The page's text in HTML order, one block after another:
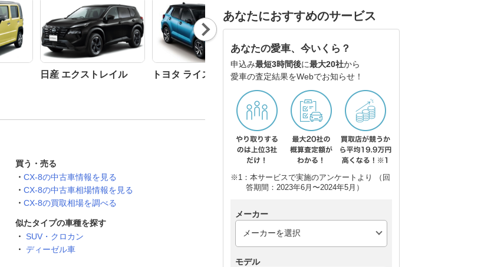
日産 エクストレイル トヨタ ライズ スバル フォレスター
Nex
t
買う・売る
CX-8の中古車情報を見る
CX-8の中古車相場情報を見る
CX-8の買取相場を調べる
似たタイプの車種を探す
SUV・クロカン
ディーゼル車
あなたにおすすめのサービス
あなたの愛車、今いくら？
申込み最短3時間後に最大20社から
愛車の査定結果をWebでお知らせ！
※1：本サービスで実施のアンケートより （回
答期間：2023年6月〜2024年5月）
メーカー
モデル